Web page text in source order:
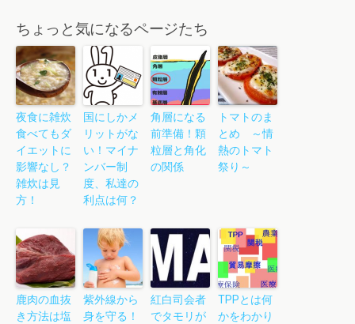
ちょっと気になるページたち
夜食に雑炊
食べてもダ
イエットに
影響なし？
雑炊は見
方！
国にしかメ
リットがな
い！マイナ
ンバー制
度、私達の
利点は何？
角層になる
前準備！顆
粒層と角化
の関係
トマトのま
とめ ～情
熱のトマト
祭り～
鹿肉の血抜
き方法は塩
紫外線から
身を守る！
紅白司会者
でタモリが
TPPとは何
かをわかり